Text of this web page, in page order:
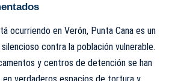
ocurriendo en Verón, Punta Cana es un
contra la población vulnerable.
y centros de detención se han